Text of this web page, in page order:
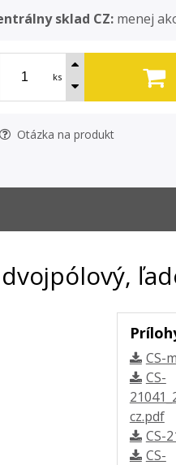
sklad CZ: menej
ks
Otázka na produkt
CS-
CS-
cz.pdf
CS-
CS-